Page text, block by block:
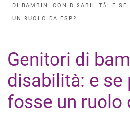
DI BAMBINI CON DISABILITÀ: E SE
UN RUOLO DA ESP?
Genitori di
disabilità: e se
fosse un ruolo